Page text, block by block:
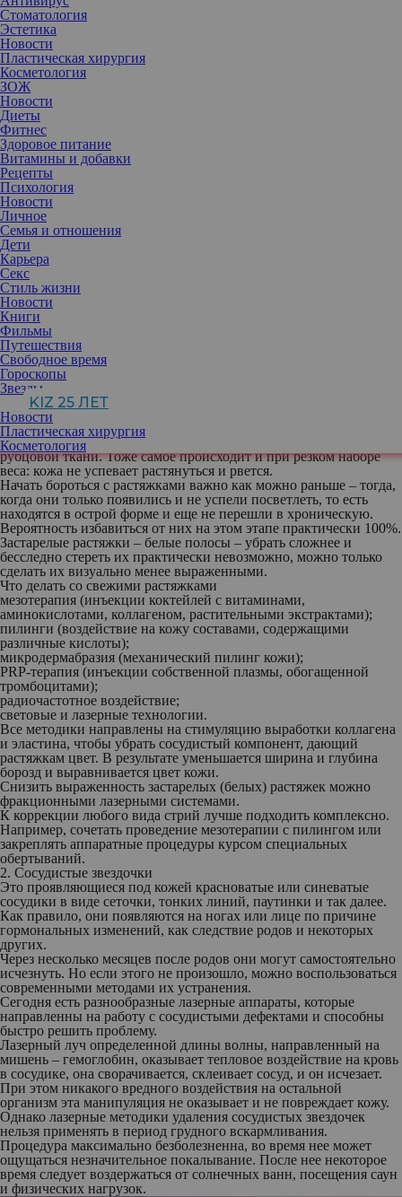
Стоматология
Эстетика
Новости
Пластическая хирургия
Косметология
ЗОЖ
Новости
Диеты
Фитнес
Здоровое питание
Витамины и добавки
Рецепты
Психология
Новости
Личное
Семья и отношения
Дети
Карьера
Секс
Стиль жизни
Новости
Книги
Фильмы
Путешествия
Свободное время
Гороскопы
Звезды
KIZ 25 ЛЕТ
Новости
Пластическая хирургия
Косметология
Иногда беременность и роды могут негативно отразиться на
фигуре. Важно вовремя воспользоваться эстетическими
методами коррекции нежелательных изменений.
1. Растяжки на груди и животе
Неэстетичные полосы могут появиться на коже во время
беременности вследствие гормонального дисбаланса или
слишком резкого набора веса. Они образуются не у всех, но
такая вероятность есть, и предугадать ее сложно.
Во время беременности изменяется баланс гормонов, что
нарушает выработку коллагена и эластина, а недостаток этих
белков может снизить способность кожи хорошо растягиваться.
В результате она рвется, оставляя некрасивые полосы розовой
рубцовой ткани. Тоже самое происходит и при резком наборе
веса: кожа не успевает растянуться и рвется.
Начать бороться с растяжками важно как можно раньше – тогда,
когда они только появились и не успели посветлеть, то есть
находятся в острой форме и еще не перешли в хроническую.
Вероятность избавиться от них на этом этапе практически 100%.
Застарелые растяжки – белые полосы – убрать сложнее и
бесследно стереть их практически невозможно, можно только
сделать их визуально менее выраженными.
Что делать со свежими растяжками
мезотерапия (инъекции коктейлей с витаминами,
аминокислотами, коллагеном, растительными экстрактами);
пилинги (воздействие на кожу составами, содержащими
различные кислоты);
микродермабразия (механический пилинг кожи);
PRP-терапия (инъекции собственной плазмы, обогащенной
тромбоцитами);
радиочастотное воздействие;
световые и лазерные технологии.
Все методики направлены на стимуляцию выработки коллагена
и эластина, чтобы убрать сосудистый компонент, дающий
растяжкам цвет. В результате уменьшается ширина и глубина
борозд и выравнивается цвет кожи.
Снизить выраженность застарелых (белых) растяжек можно
фракционными лазерными системами.
К коррекции любого вида стрий лучше подходить комплексно.
Например, сочетать проведение мезотерапии с пилингом или
закреплять аппаратные процедуры курсом специальных
обертываний.
2. Сосудистые звездочки
Это проявляющиеся под кожей красноватые или синеватые
сосудики в виде сеточки, тонких линий, паутинки и так далее.
Как правило, они появляются на ногах или лице по причине
гормональных изменений, как следствие родов и некоторых
других.
Через несколько месяцев после родов они могут самостоятельно
исчезнуть. Но если этого не произошло, можно воспользоваться
современными методами их устранения.
Сегодня есть разнообразные лазерные аппараты, которые
направленны на работу с сосудистыми дефектами и способны
быстро решить проблему.
Лазерный луч определенной длины волны, направленный на
мишень – гемоглобин, оказывает тепловое воздействие на кровь
в сосудике, она сворачивается, склеивает сосуд, и он исчезает.
При этом никакого вредного воздействия на остальной
организм эта манипуляция не оказывает и не повреждает кожу.
Однако лазерные методики удаления сосудистых звездочек
нельзя применять в период грудного вскармливания.
Процедура максимально безболезненна, во время нее может
ощущаться незначительное покалывание. После нее некоторое
время следует воздержаться от солнечных ванн, посещения саун
и физических нагрузок.